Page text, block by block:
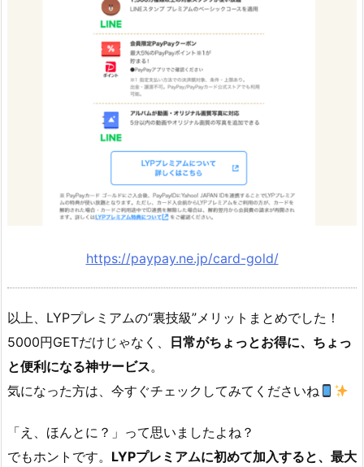
https://paypay.ne.jp/card-gold/
以上、LYPプレミアムの“裏技級”メリットまとめでした！
5000円GETだけじゃなく、
日常がちょっとお得に、ちょっ
と便利になる神サービス。
気になった方は、今すぐチェックしてみてくださいね
「え、ほんとに？」って思いましたよね？
でもホントです。 LYPプレミアムに初めて加入すると、最大